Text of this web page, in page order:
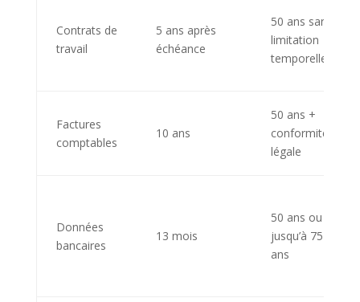
Contrats de
travail
5 ans après
échéance
50 ans sans
limitation
temporelle
Factures
comptables
10 ans
50 ans +
conformité
légale
Données
bancaires
13 mois
50 ans ou
jusqu’à 75
ans